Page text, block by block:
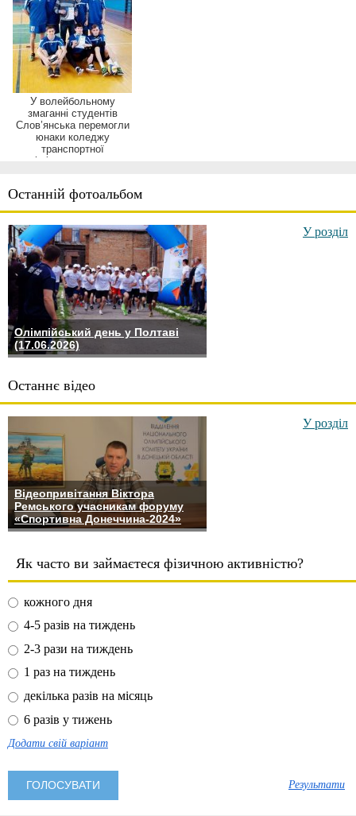
Останній фотоальбом
Олімпійський день у Полтаві
(17.06.2026)
У розділ
Останнє відео
Відеопривітання Віктора
Ремського учасникам форуму
«Спортивна Донеччина-2024»
У розділ
Як часто ви займаєтеся фізичною активністю?
кожного дня
4-5 разів на тиждень
2-3 рази на тиждень
1 раз на тиждень
декілька разів на місяць
6 разів у тижень
Додати свій варіант
Результати
У волейбольному
змаганні студентів
Слов’янська перемогли
юнаки коледжу
транспортної
інфраструктури